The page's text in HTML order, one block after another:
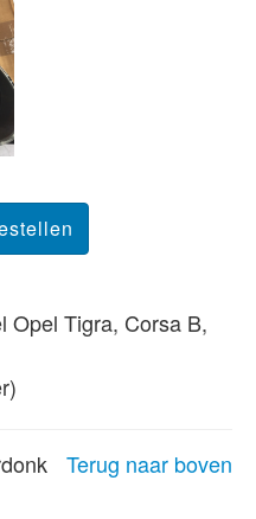
Opel Tigra, Corsa B,
Terug naar boven